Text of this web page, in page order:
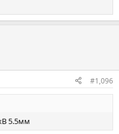
#1,096
5.5мм